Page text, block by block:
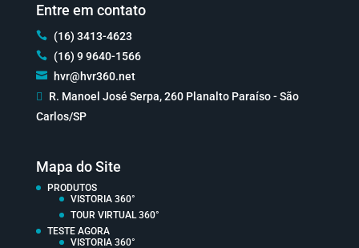
Entre em contato
 (16) 3413-4623
 (16) 9 9640-1566
 hvr@hvr360.net

R. Manoel José Serpa, 260 Planalto Paraíso - São
Carlos/SP
Mapa do Site
PRODUTOS
VISTORIA 360°
TOUR VIRTUAL 360°
TESTE AGORA
VISTORIA 360°